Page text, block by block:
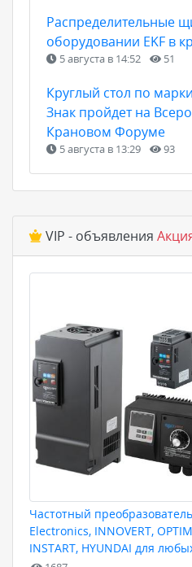
Распределительные
оборудовании EKF в
5 августа в 14:52 51
Круглый стол по
Знак пройдет на
Крановом Форуме
5 августа в 13:29 93
VIP - объявления
Частотный
Electronics, INNOVERT,
INSTART, HYUNDAI для